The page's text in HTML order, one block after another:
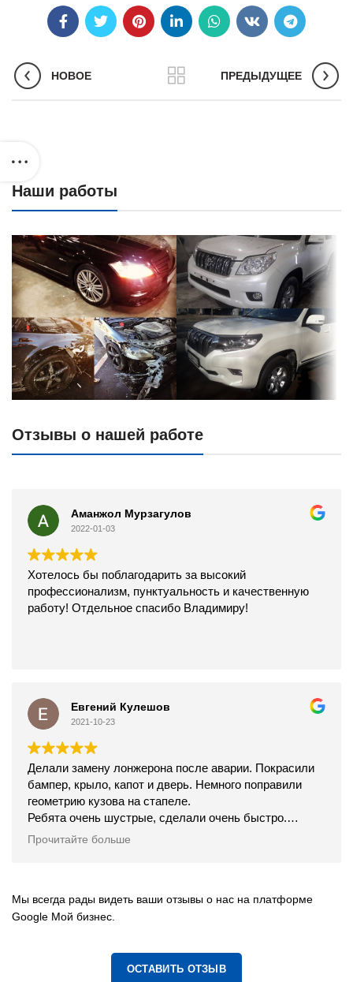
НОВОЕ ПРЕДЫДУЩЕЕ
Наши работы
Отзывы о нашей работе
Аманжол Мурзагулов
2022-01-03
Хотелось бы поблагодарить за высокий
профессионализм, пунктуальность и качественную
работу! Отдельное спасибо Владимиру!
Евгений Кулешов
2021-10-23
Делали замену лонжерона после аварии. Покрасили
бампер, крыло, капот и дверь. Немного поправили
геометрию кузова на стапеле.
Ребята очень шустрые, сделали очень быстро.
Встретили, проводили, всё объяснили.
Прочитайте больше
Мы всегда рады видеть ваши отзывы о нас на платформе
Google Мой бизнес.
ОСТАВИТЬ ОТЗЫВ